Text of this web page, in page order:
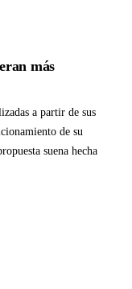
más
a partir de sus
de su
suena hecha